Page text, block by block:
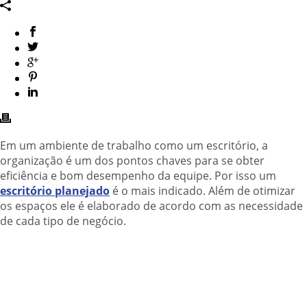
Em um ambiente de trabalho como um escritório, a
organização é um dos pontos chaves para se obter
eficiência e bom desempenho da equipe. Por isso um
escritório planejado é o mais indicado. Além de otimizar
os espaços ele é elaborado de acordo com as necessidade
de cada tipo de negócio.